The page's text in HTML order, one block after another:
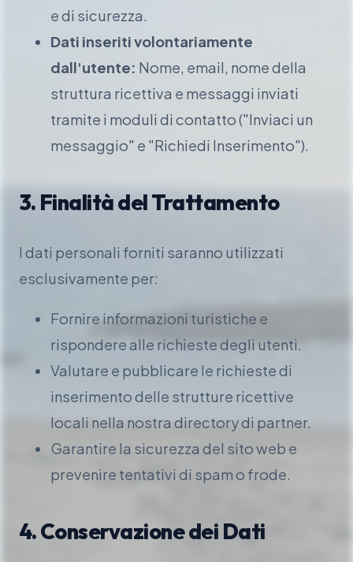
e di sicurezza.
Dati inseriti volontariamente
dall'utente: Nome, email, nome della
struttura ricettiva e messaggi inviati
tramite i moduli di contatto ("Inviaci un
messaggio" e "Richiedi Inserimento").
3. Finalità del Trattamento
I dati personali forniti saranno utilizzati
esclusivamente per:
Fornire informazioni turistiche e
rispondere alle richieste degli utenti.
Valutare e pubblicare le richieste di
inserimento delle strutture ricettive
locali nella nostra directory di partner.
Garantire la sicurezza del sito web e
prevenire tentativi di spam o frode.
4. Conservazione dei Dati